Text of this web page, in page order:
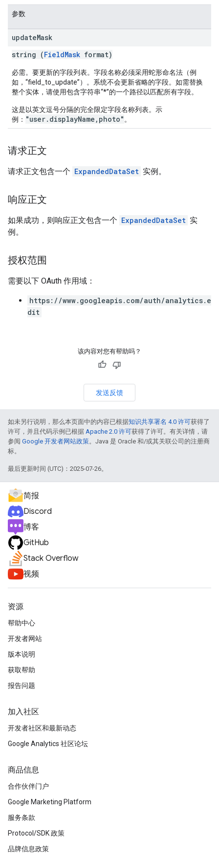
参数
updateMask
string (FieldMask format)
必需。要更新的字段列表。字段名称必须采用蛇形命名法（例
如，“field_to_update”）。系统不会更新省略的字段。如需替换
整个实体，请使用包含字符串“*”的一个路径以匹配所有字段。
这是以英文逗号分隔的完全限定字段名称列表。示
例： "user.displayName,photo" 。
请求正文
请求正文包含一个 ExpandedDataSet 实例。
响应正文
如果成功，则响应正文包含一个 ExpandedDataSet 实
例。
授权范围
需要以下 OAuth 作用域：
https://www.googleapis.com/auth/analytics.e
dit
该内容对您有帮助吗？
发送反馈
如未另行说明，那么本页面中的内容已根据知识共享署名 4.0 许可获得了
许可，并且代码示例已根据 Apache 2.0 许可获得了许可。有关详情，请
参阅 Google 开发者网站政策。Java 是 Oracle 和/或其关联公司的注册商
标。
最后更新时间 (UTC)：2025-07-26。
简报
Discord
博客
GitHub
Stack Overflow
视频
资源
帮助中心
开发者网站
版本说明
获取帮助
报告问题
加入社区
开发者社区和最新动态
Google Analytics 社区论坛
商品信息
合作伙伴门户
Google Marketing Platform
服务条款
Protocol/SDK 政策
品牌信息政策